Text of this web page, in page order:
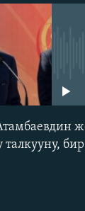
талкууну,